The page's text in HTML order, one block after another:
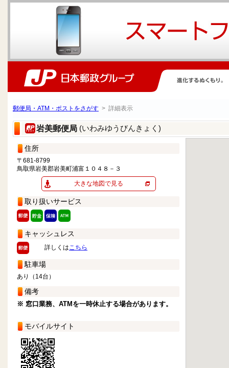
郵便局・ATM・ポストをさがす > 詳細表示
岩美郵便局 (いわみゆうびんきょく)
住所
〒681-8799
鳥取県岩美郡岩美町浦富１０４８－３
大きな地図で見る
取り扱いサービス
キャッシュレス
詳しくはこちら
駐車場
あり（14台）
備考
※ 窓口業務、ATMを一時休止する場合があります。
モバイルサイト